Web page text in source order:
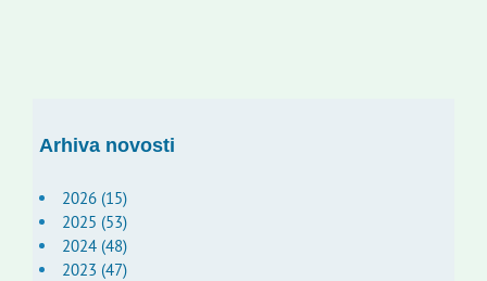
Arhiva novosti
2026 (15)
2025 (53)
2024 (48)
2023 (47)